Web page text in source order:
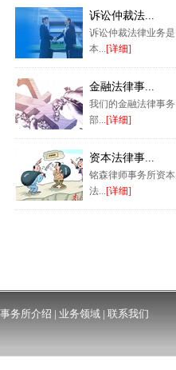
诉讼仲裁法...
诉讼仲裁法律业务是
本...[详细]
金融法律事...
我们的金融法律事务
部...[详细]
资本法律事...
铭森律师事务所资本
法...[详细]
事务所介绍 | 业务领域 | 联系我们